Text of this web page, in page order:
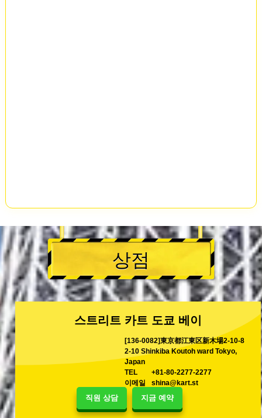
직원 상담 지금 예약
상점
스트리트 카트 도쿄 베이
[136-0082]東京都江東区新木場2-10-8
2-10 Shinkiba Koutoh ward Tokyo,
Japan
TEL
+81-80-2277-2277
이메일
shina@kart.st